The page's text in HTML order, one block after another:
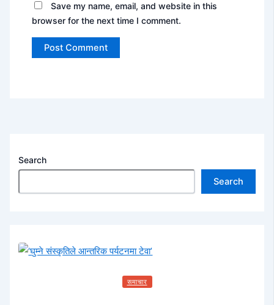
Save my name, email, and website in this
browser for the next time I comment.
Search
Search
समाचार